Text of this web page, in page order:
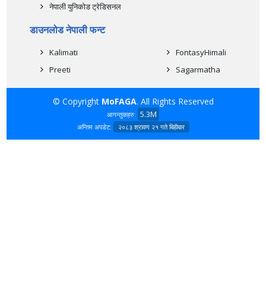
नेपाली युनिकोड ट्रेडिसनल
डाउनलोड नेपाली फन्ट
Kalimati
Preeti
FontasyHimali
Sagarmatha
© Copyright MoFAGA. All Rights Reserved
आगन्तुकहरु: 5.3M
अन्तिम अपडेट: २०८३ श्रावण २१ गते बिहीबार